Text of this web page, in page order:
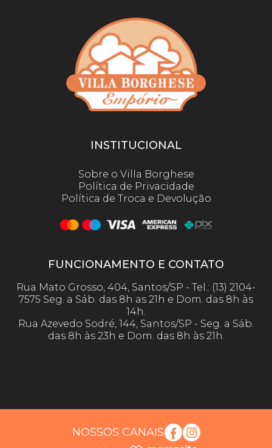
INSTITUCIONAL
Sobre o Villa Borghese
Política de Privacidade
Política de Troca e Devolução
FUNCIONAMENTO E CONTATO
Rua Mato Grosso, 404, Santos/SP - Tel.: (13) 2104-
7575 Seg. a Sáb. das 8h as 21h e Dom. das 8h às
14h.
Rua Azevedo Sodré, 144, Santos/SP - Seg. a Sáb.
das 8h às 23h e Dom. das 8h às 21h.
NOSSOS CANAIS